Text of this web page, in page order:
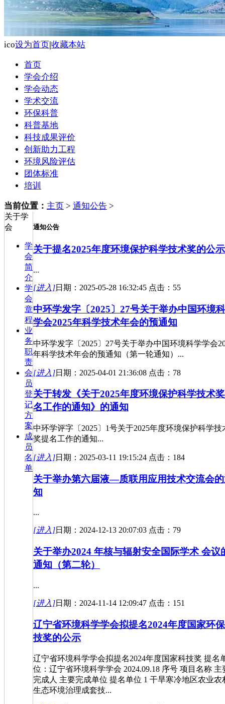
ico设为首页|收藏本站
首页
学会介绍
学会动态
学术交流
环保科普
科普基地
科技成果评价
创新助力工程
环境风险评估
团体标准
培训
当前位置： 主页 > 通知公告 >
关于学
会
学
会
简
介
学
会
章
程
业
务
职
责
会
员
登
记
方
案
成
员
名
单
通知公告
关于提名2025年度环境保护科学技术奖的公示
...
[进入]日期：2025-05-28 16:32:45 点击：55
中环学发字〔2025〕27号关于举办中国环境
学会2025年科学技术年会的预通知
中环学发字〔2025〕27号关于举办中国环境科学学会
年科学技术年会的预通知（第一轮通知）...
[进入]日期：2025-04-01 21:36:08 点击：78
关于转发《关于2025年度环境保护科学技术
名工作的通知》的通知
中环学评字〔2025〕1号关于2025年度环境保护科学技
奖提名工作的通知...
[进入]日期：2025-03-11 19:15:24 点击：184
关于举办第六届液—质联用应用技术交流会
知
...
[进入]日期：2024-12-13 20:07:03 点击：79
关于举办2024 年核与辐射安全国际学术 会议
通知（第二轮）
...
[进入]日期：2024-11-14 12:09:47 点击：151
辽宁省环境科学学会拟提名2024年度国家环
技奖的公示
辽宁省环境科学学会拟提名2024年度国家科技奖 提名
位：辽宁省环境科学学会 2024.09.18 序号 项目名称 主
完成人 主要完成单位 提名单位 1 干旱寒冷地区农业农
生态环境治理成套技...